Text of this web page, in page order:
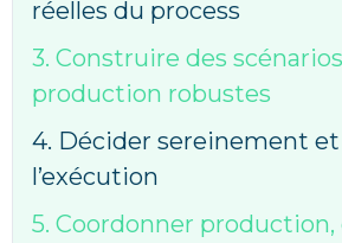
réelles du process
3. Construire des
production robustes
4. Décider sereinement
l’exécution
5. Coordonner